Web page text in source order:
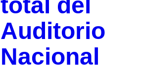
total del
Auditorio
Nacional